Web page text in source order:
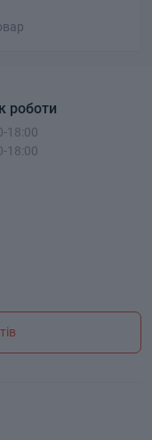
роботи
18:00
18:00